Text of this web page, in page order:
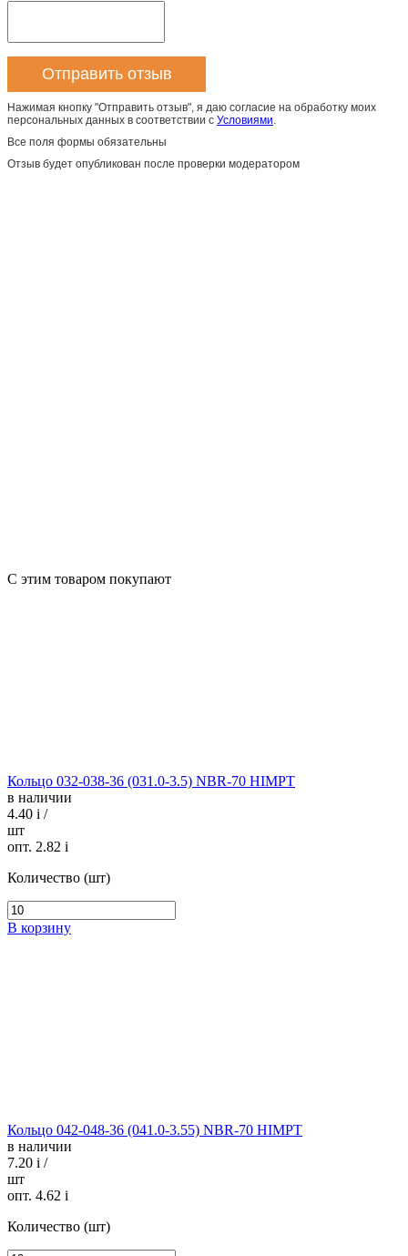
Нажимая кнопку "Отправить отзыв", я даю согласие на обработку моих
персональных данных в соответствии с Условиями.
Все поля формы обязательны
Отзыв будет опубликован после проверки модератором
С этим товаром покупают
Кольцо 032-038-36 (031.0-3.5) NBR-70 HIMPT
в наличии
4.40 i /
шт
опт. 2.82 i
Количество (шт)
В корзину
Кольцо 042-048-36 (041.0-3.55) NBR-70 HIMPT
в наличии
7.20 i /
шт
опт. 4.62 i
Количество (шт)